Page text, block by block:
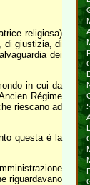
religiosa)
di giustizia, di
dei
in cui da
Régime
riescano ad
questa è la
riguardavano